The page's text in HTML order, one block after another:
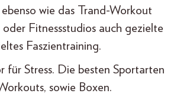
wie das Trand-Workout
Fitnessstudios auch gezielte
Faszientraining.
für Stress. Die besten Sportarten
sowie Boxen.